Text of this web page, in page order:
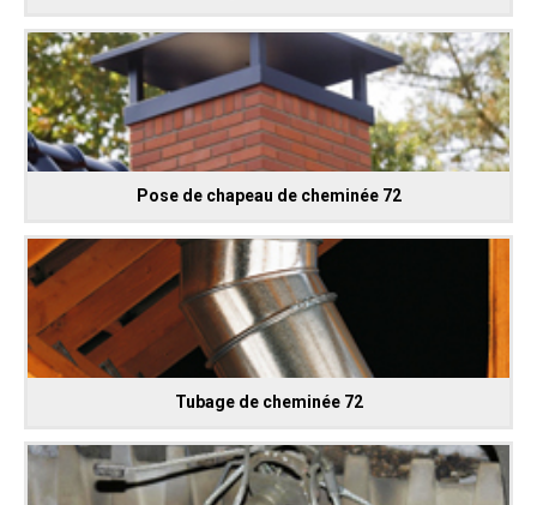
Pose de chapeau de cheminée 72
Tubage de cheminée 72